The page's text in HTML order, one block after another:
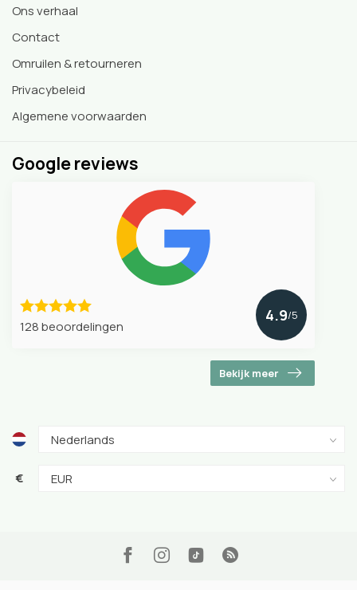
Ons verhaal
Contact
Omruilen & retourneren
Privacybeleid
Algemene voorwaarden
Google reviews
128 beoordelingen
4.9/5
Bekijk meer
€